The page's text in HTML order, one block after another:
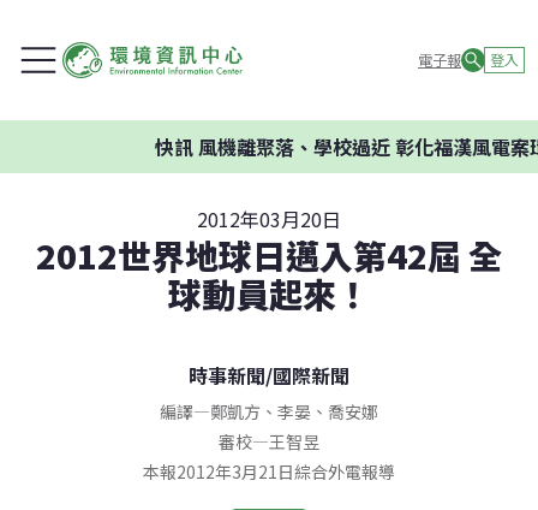
電子報 登入
快訊風機離聚落、學校過近 彰化福漢風電案環
2012年03月20日
2012世界地球日邁入第42屆 全
球動員起來！
時事新聞/國際新聞
編譯—鄭凱方 、 李晏 、 喬安娜
審校—王智昱
本報2012年3月21日綜合外電報導